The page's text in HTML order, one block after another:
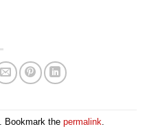
. Bookmark the permalink